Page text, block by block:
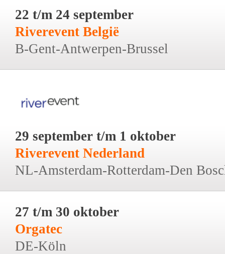
22 t/m 24 september
Riverevent België
B-Gent-Antwerpen-Brussel
29 september t/m 1 oktober
Riverevent Nederland
NL-Amsterdam-Rotterdam-Den
27 t/m 30 oktober
Orgatec
DE-Köln